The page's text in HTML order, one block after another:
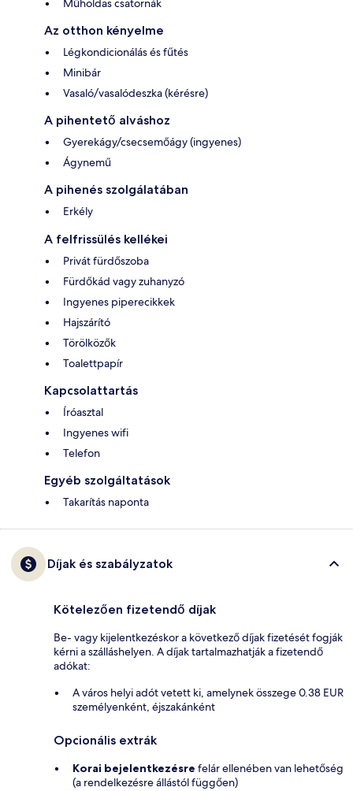
Műholdas csatornák
Az otthon kényelme
Légkondicionálás és fűtés
Minibár
Vasaló/vasalódeszka (kérésre)
A pihentető alváshoz
Gyerekágy/csecsemőágy (ingyenes)
Ágynemű
A pihenés szolgálatában
Erkély
A felfrissülés kellékei
Privát fürdőszoba
Fürdőkád vagy zuhanyzó
Ingyenes piperecikkek
Hajszárító
Törölközők
Toalettpapír
Kapcsolattartás
Íróasztal
Ingyenes wifi
Telefon
Egyéb szolgáltatások
Takarítás naponta
Díjak és szabályzatok
Kötelezően fizetendő díjak
Be- vagy kijelentkezéskor a következő díjak fizetését fogják
kérni a szálláshelyen. A díjak tartalmazhatják a fizetendő
adókat:
A város helyi adót vetett ki, amelynek összege 0.38 EUR
személyenként, éjszakánként
Opcionális extrák
Korai bejelentkezésre felár ellenében van lehetőség
(a rendelkezésre állástól függően)